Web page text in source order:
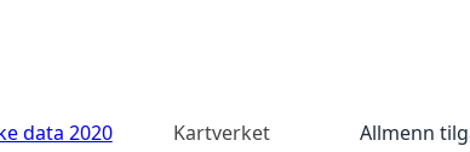
data 2020 Kartverket Allmenn